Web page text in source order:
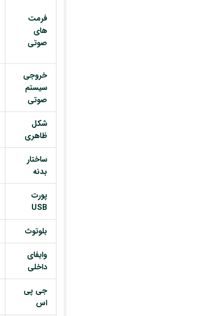
فرمت
های
صوتی
خروجی
سیستم
صوتی
شکل
ظاهری
ساختار
بدنه
پورت
USB
بلوتوث
وایفای
داخلی
جی پی
اس